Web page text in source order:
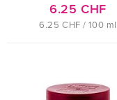
6.25 CHF
6.25 CHF / 100 ml